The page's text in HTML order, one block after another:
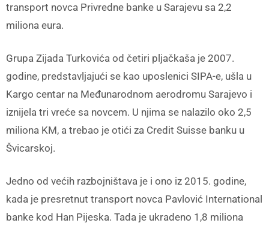
transport novca Privredne banke u Sarajevu sa 2,2
miliona eura.
Grupa Zijada Turkovića od četiri pljačkaša je 2007.
godine, predstavljajući se kao uposlenici SIPA-e, ušla u
Kargo centar na Međunarodnom aerodromu Sarajevo i
iznijela tri vreće sa novcem. U njima se nalazilo oko 2,5
miliona KM, a trebao je otići za Credit Suisse banku u
Švicarskoj.
Jedno od većih razbojništava je i ono iz 2015. godine,
kada je presretnut transport novca Pavlović International
banke kod Han Pijeska. Tada je ukradeno 1,8 miliona